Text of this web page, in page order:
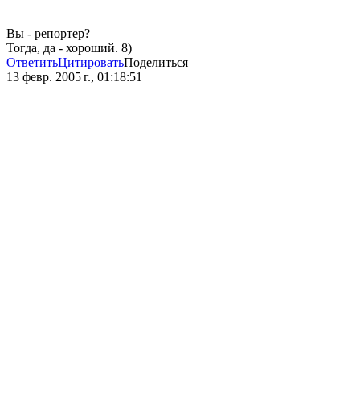
Вы - репортер?
Тогда, да - хороший. 8)
ОтветитьЦитироватьПоделиться
13 февр. 2005 г., 01:18:51